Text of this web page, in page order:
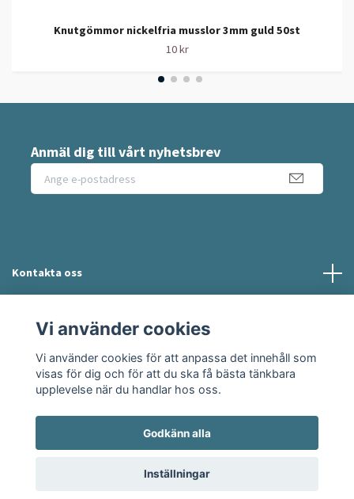
Knutgömmor nickelfria musslor 3mm guld 50st
10 kr
Anmäl dig till vårt nyhetsbrev
Kontakta oss
Sociala medier
© 2026 Moshie
Vi använder cookies
Vi använder cookies för att anpassa det innehåll som
visas för dig och för att du ska få bästa tänkbara
upplevelse när du handlar hos oss.
Godkänn alla
Inställningar